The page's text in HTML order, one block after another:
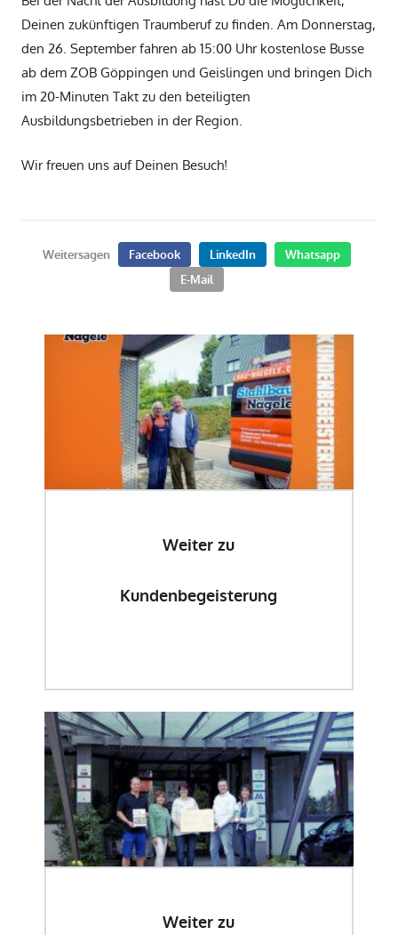
Deinen zukünftigen Traumberuf zu finden. Am Donnerstag,
den 26. September fahren ab 15:00 Uhr kostenlose Busse
ab dem ZOB Göppingen und Geislingen und bringen Dich
im 20-Minuten Takt zu den beteiligten
Ausbildungsbetrieben in der Region.
Wir freuen uns auf Deinen Besuch!
Weitersagen Facebook LinkedIn
Whatsapp
E-Mail
Weiter zu
Kundenbegeisterung
Weiter zu